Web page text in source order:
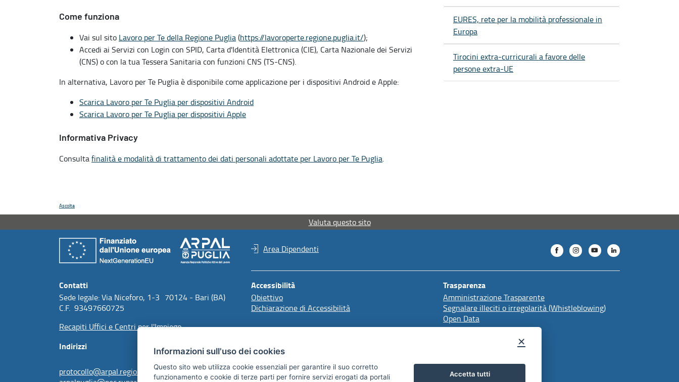
Come funziona
Vai sul sito Lavoro per Te della Regione Puglia(https://lavoroperte.regione.puglia.it/);
Accedi ai Servizi con Login con SPID, Carta d'Identità Elettronica (CIE), Carta Nazionale dei Servizi
(CNS) o con la tua Tessera Sanitaria con funzioni CNS (TS-CNS).
In alternativa, Lavoro per Te Puglia è disponibile come applicazione per i dispositivi Android e Apple:
Scarica Lavoro per Te Puglia per dispositivi Android
Scarica Lavoro per Te Puglia per dispositivi Apple
Informativa Privacy
Consultafinalità e modalità di trattamento dei dati personali adottate per Lavoro per Te Puglia.
EURES, rete per la mobilità professionale in
Europa
Tirocini extra-curricurali a favore delle
persone extra-UE
Ascolta
Valuta questo sito
Area Dipendenti
Contatti
Sede legale: Via Niceforo, 1-3 70124 - Bari (BA)
C.F. 93497660725
Recapiti Uffici e Centri per l'Impiego
Accessibilità
Obiettivo
Dichiarazione di Accessibilità
Trasparenza
Amministrazione Trasparente
Segnalare illeciti o irregolarità (Whistleblowing)
Open Data
Indirizzi
protocollo@arpal.regione.puglia.it
Redazione
Comunicazione Istituzionale
×
Informazioni sull'uso dei cookies
Questo sito web utilizza cookie essenziali per garantire il suo corretto
funzionamento e cookie di terze parti per fornire servizi erogati da portali
Accetta tutti